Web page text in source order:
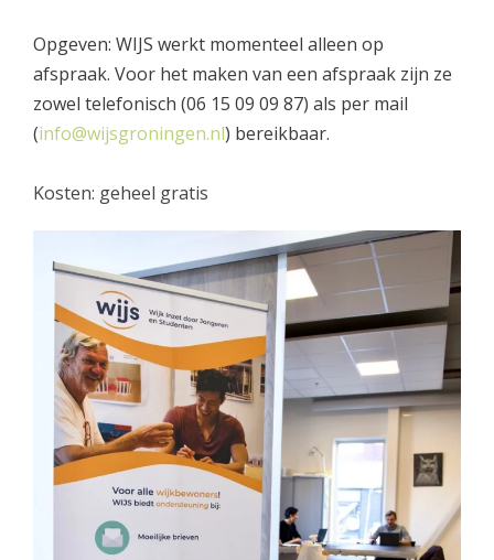
Opgeven: WIJS werkt momenteel alleen op
afspraak. Voor het maken van een afspraak zijn ze
zowel telefonisch (06 15 09 09 87) als per mail
(info@wijsgroningen.nl) bereikbaar.
Kosten: geheel gratis